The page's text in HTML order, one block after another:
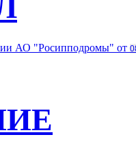
АО "Росипподромы" от